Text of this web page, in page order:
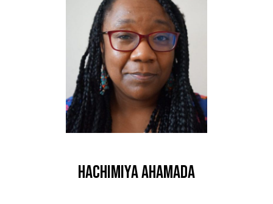
Hachimiya Ahamada